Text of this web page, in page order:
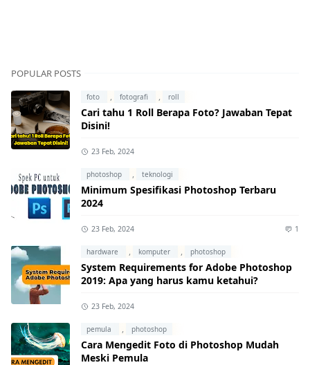
POPULAR POSTS
foto , fotografi , roll
Cari tahu 1 Roll Berapa Foto? Jawaban Tepat
Disini!
23 Feb, 2024
photoshop , teknologi
Minimum Spesifikasi Photoshop Terbaru
2024
23 Feb, 2024 1
hardware , komputer , photoshop
System Requirements for Adobe Photoshop
2019: Apa yang harus kamu ketahui?
23 Feb, 2024
pemula , photoshop
Cara Mengedit Foto di Photoshop Mudah
Meski Pemula